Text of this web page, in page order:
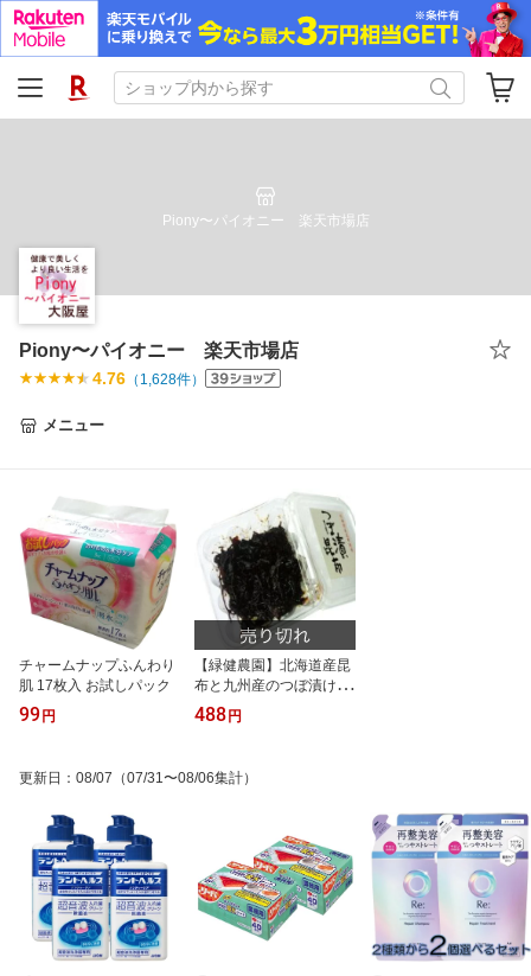
Piony〜パイオニー 楽天市場店
Piony〜パイオニー 楽天市場店
4.76 （ 1,628件）
メニュー
チャームナップふんわり
肌 17枚入 お試しパック
99 円
【緑健農園】北海道産昆
布と九州産のつぼ漬け大
根♪つぼ漬け昆布 200g
488 円
更新日 ： 08/07 （07/31〜08/06集計）